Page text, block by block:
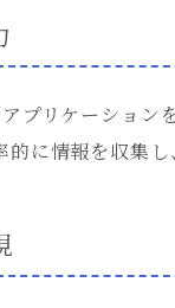
プリケーション
に情報を収集